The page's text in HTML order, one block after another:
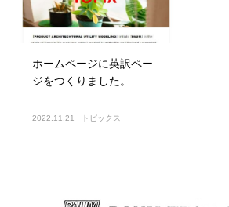
ホームページに英訳ペー
ジをつくりました。
2022.11.21 トピックス